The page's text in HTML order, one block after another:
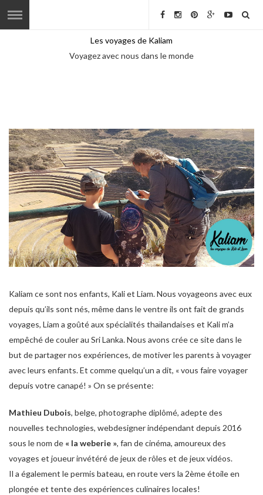
Les voyages de Kaliam
Voyagez avec nous dans le monde
Kaliam ce sont nos enfants, Kali et Liam. Nous voyageons avec eux
depuis qu’ils sont nés, même dans le ventre ils ont fait de grands
voyages, Liam a goûté aux spécialités thaïlandaises et Kali m’a
empêché de couler au Sri Lanka. Nous avons crée ce site dans le
but de partager nos expériences, de motiver les parents à voyager
avec leurs enfants. Et comme quelqu’un a dit, « vous faire voyager
depuis votre canapé! » On se présente:
Mathieu Dubois, belge, photographe diplômé, adepte des
nouvelles technologies, webdesigner indépendant depuis 2016
sous le nom de « la weberie », fan de cinéma, amoureux des
voyages et joueur invétéré de jeux de rôles et de jeux vidéos.
Il a également le permis bateau, en route vers la 2ème étoile en
plongée et tente des expériences culinaires locales!